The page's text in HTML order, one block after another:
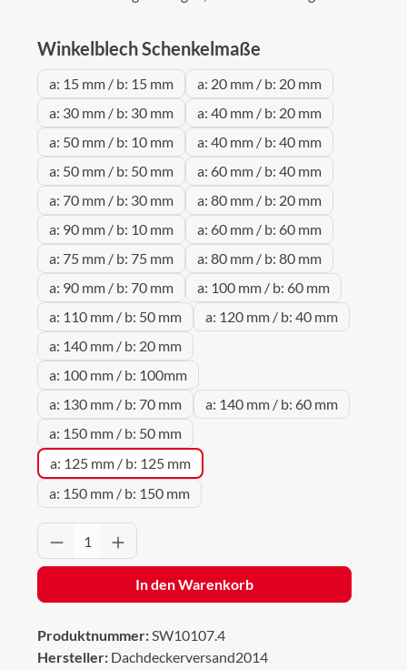
Winkelblech Schenkelmaße
a: 15 mm / b: 15 mm
a: 20 mm / b: 20 mm
a: 30 mm / b: 30 mm
a: 40 mm / b: 20 mm
a: 50 mm / b: 10 mm
a: 40 mm / b: 40 mm
a: 50 mm / b: 50 mm
a: 60 mm / b: 40 mm
a: 70 mm / b: 30 mm
a: 80 mm / b: 20 mm
a: 90 mm / b: 10 mm
a: 60 mm / b: 60 mm
a: 75 mm / b: 75 mm
a: 80 mm / b: 80 mm
a: 90 mm / b: 70 mm
a: 100 mm / b: 60 mm
a: 110 mm / b: 50 mm
a: 120 mm / b: 40 mm
a: 140 mm / b: 20 mm
a: 100 mm / b: 100mm
a: 130 mm / b: 70 mm
a: 140 mm / b: 60 mm
a: 150 mm / b: 50 mm
a: 125 mm / b: 125 mm
a: 150 mm / b: 150 mm
Produkt Anzahl: Gib den gewünschten
In den Warenkorb
Produktnummer:SW10107.4
Hersteller: Dachdeckerversand2014